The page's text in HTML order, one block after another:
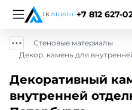
+7 812 627-
Стеновые материалы
Декор. камень для
Декоративный
внутренней